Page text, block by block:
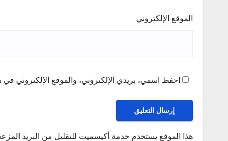
الموقع الإلكتروني
احفظ اسمي، بريدي الإلكتروني، والموقع الإلكتروني
هذا الموقع يستخدم خدمة أكيسميت للتقليل من البريد